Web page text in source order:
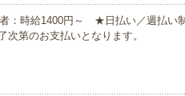
：時給1400円～ ★日払い／週払い
第のお支払いとなります。